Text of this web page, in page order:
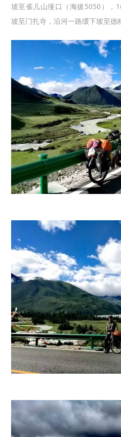
坡至雀儿山垭口（海拔5050），
坡至门扎寺，沿河一路缓下坡至德